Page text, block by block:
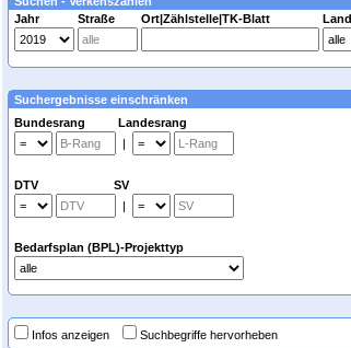
Jahr
Straße Ort|Zählstelle|TK-Blatt Land
Suchergebnisse einschränken
Bundesrang Landesrang
|
DTV SV
|
Bedarfsplan (BPL)-Projekttyp
Infos anzeigen Suchbegriffe hervorheben